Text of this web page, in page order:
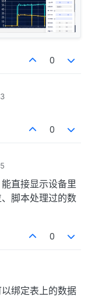
0
0
直接显示设备里
脚本处理过的数
0
绑定表上的数据